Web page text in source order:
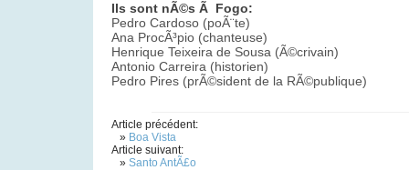
Ils sont nÃ©s Ã Fogo:
Pedro Cardoso (poÃ¨te)
Ana ProcÃ³pio (chanteuse)
Henrique Teixeira de Sousa (Ã©crivain)
Antonio Carreira (historien)
Pedro Pires (prÃ©sident de la RÃ©publique)
Article précédent:
» Boa Vista
Article suivant:
» Santo AntÃ£o